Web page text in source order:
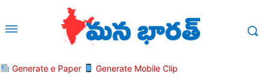
Generate e Paper Generate Mobile Clip